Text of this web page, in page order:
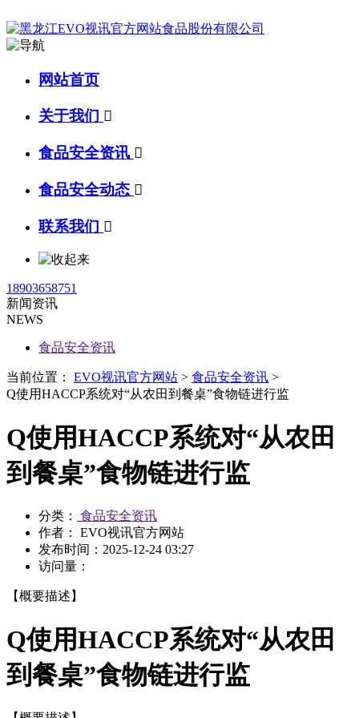
网站首页
关于我们 
食品安全资讯 
食品安全动态 
联系我们 
18903658751
新闻资讯
NEWS
食品安全资讯
当前位置： EVO视讯官方网站 > 食品安全资讯 >
Q使用HACCP系统对“从农田到餐桌”食物链进行监
Q使用HACCP系统对“从农田
到餐桌”食物链进行监
分类：
食品安全资讯
作者： EVO视讯官方网站
发布时间： 2025-12-24 03:27
访问量：
【概要描述】
Q使用HACCP系统对“从农田
到餐桌”食物链进行监